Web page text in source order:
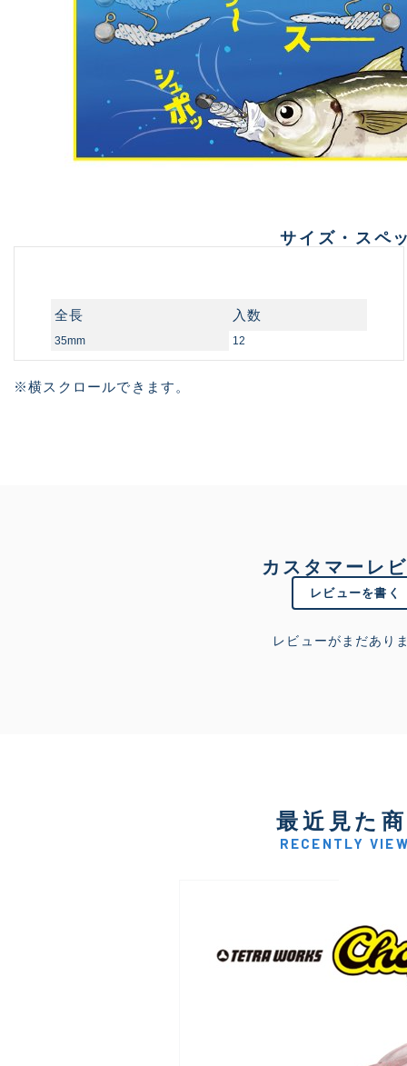
サイズ・スペ
全長 入数
35mm 12
※横スクロールできます。
カスタマーレ
レビューを書く
レビューがまだあり
最近見た
RECENTLY